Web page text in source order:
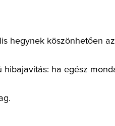
hegynek köszönhetően
hibajavítás: ha egész